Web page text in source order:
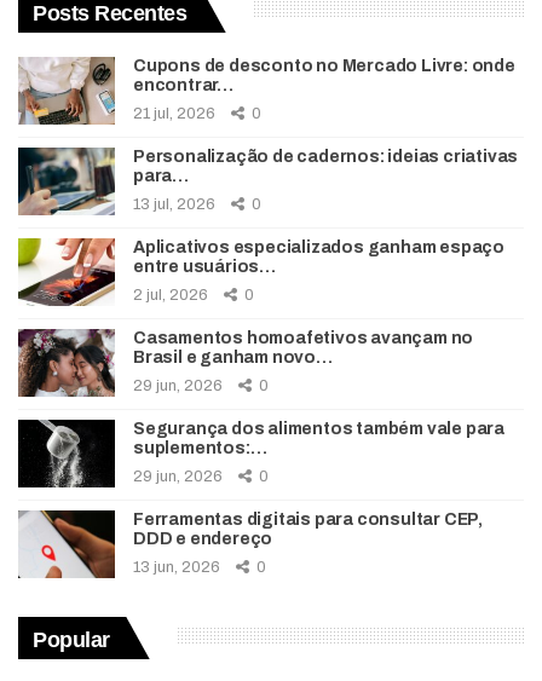
Posts Recentes
Cupons de desconto no Mercado Livre: onde
encontrar…
21 jul, 2026 0
Personalização de cadernos: ideias criativas
para…
13 jul, 2026 0
Aplicativos especializados ganham espaço
entre usuários…
2 jul, 2026 0
Casamentos homoafetivos avançam no
Brasil e ganham novo…
29 jun, 2026 0
Segurança dos alimentos também vale para
suplementos:…
29 jun, 2026 0
Ferramentas digitais para consultar CEP,
DDD e endereço
13 jun, 2026 0
Popular